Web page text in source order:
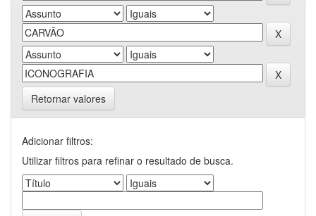
Retornar valores
Adicionar filtros:
Utilizar filtros para refinar o resultado de busca.